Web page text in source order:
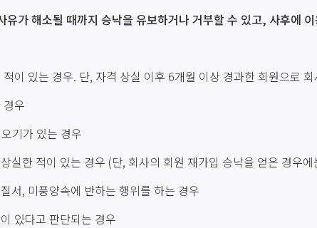
가 해소될 때까지 승낙을 유보하거나 거부할 수 있고, 사후에
이 있는 경우. 단, 자격 상실 이후 6개월 이상 경과한 회원으로
우
기가 있는 경우
한 적이 있는 경우 (단, 회사의 회원 재가입 승낙을 얻은 경우에
서, 미풍양속에 반하는 행위를 하는 경우
있다고 판단되는 경우